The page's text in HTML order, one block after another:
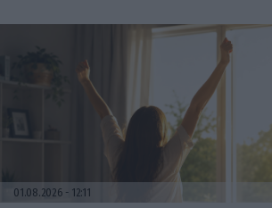
01.08.2026 12:11